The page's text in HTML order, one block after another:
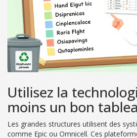
Utilisez la
moins un bon
Les grandes structures utilisent des
comme Epic ou Omnicell. Ces